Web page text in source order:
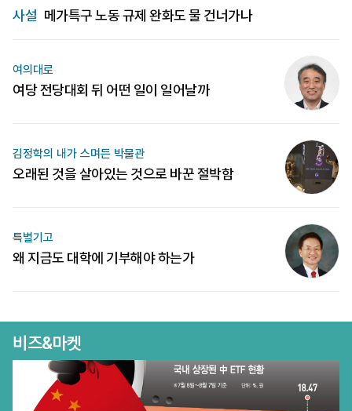
사설 메가특구 노동 규제 완화도 물 건너가나
여의대로
여당 전당대회 뒤 어떤 일이 일어날까
김정학의 내가 스며든 박물관
오래된 것을 살아있는 것으로 바꾼 절박함
특별기고
왜 지금도 대학에 기부해야 하는가
비즈&마켓